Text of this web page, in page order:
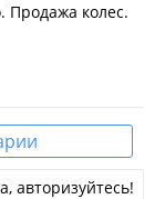
Продажа колес.
авторизуйтесь!